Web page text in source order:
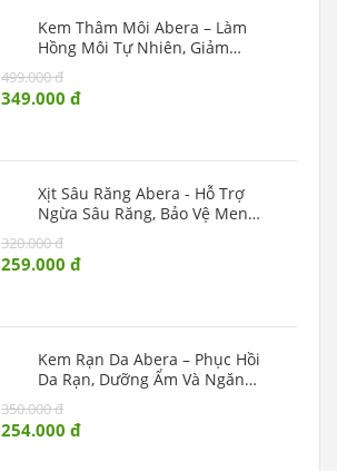
Kem Thâm Môi Abera – Làm
Hồng Môi Tự Nhiên, Giảm
Khô Nứt Và Thâm Sạm
499.000 đ
349.000 đ
Xịt Sâu Răng Abera - Hỗ Trợ
Ngừa Sâu Răng, Bảo Vệ Men
Răng Cho Trẻ
320.000 đ
259.000 đ
Kem Rạn Da Abera – Phục Hồi
Da Rạn, Dưỡng Ẩm Và Ngăn
Ngừa Rạn Mới
350.000 đ
254.000 đ